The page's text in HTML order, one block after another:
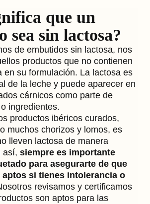
que un
sea sin lactosa?
de embutidos sin lactosa, nos
productos que no contienen
en su formulación. La lactosa es
de la leche y puede aparecer en
cárnicos como parte de
ingredientes.
productos ibéricos curados,
muchos chorizos y lomos, es
lleven lactosa de manera
así, siempre es importante
para asegurarte de que
aptos si tienes intolerancia o
revisamos y certificamos
son aptos para las